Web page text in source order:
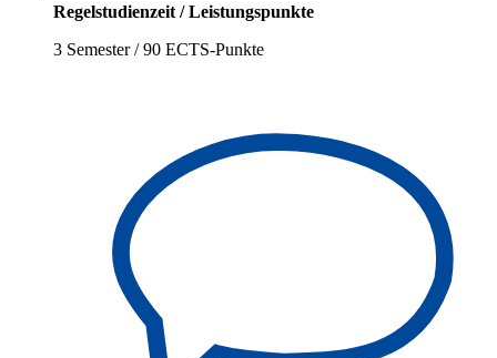
Regelstudienzeit / Leistungspunkte
3 Semester / 90 ECTS-Punkte